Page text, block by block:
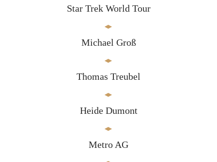
Star Trek World Tour
Michael Groß
Thomas Treubel
Heide Dumont
Metro AG